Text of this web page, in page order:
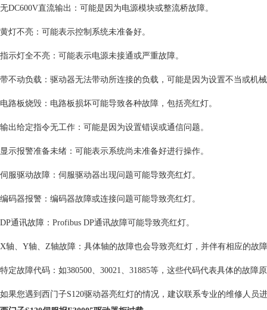
无DC600V直流输出：可能是因为电源模块或整流桥故障。
黄灯不亮：可能表示控制系统未准备好。
指示灯全不亮：可能表示电源未接通或严重故障。
带不动负载：驱动器无法带动所连接的负载，可能是因为设置不当或机
电路板烧毁：电路板损坏可能导致各种故障，包括亮红灯。
输出给定指令无工作：可能是因为设置错误或通信问题。
显示报警准备未绪：可能表示系统尚未准备好进行操作。
伺服驱动故障：伺服驱动器出现问题可能导致亮红灯。
编码器报警：编码器故障或连接问题可能导致亮红灯。
DP通讯故障：Profibus DP通讯故障可能导致亮红灯。
X轴、Y轴、Z轴故障：具体轴的故障也会导致亮红灯，并伴有相应的故
特定故障代码：如380500、30021、31885等，这些代码代表具体的故障
如果您遇到西门子S120驱动器亮红灯的情况，建议联系专业的维修人员